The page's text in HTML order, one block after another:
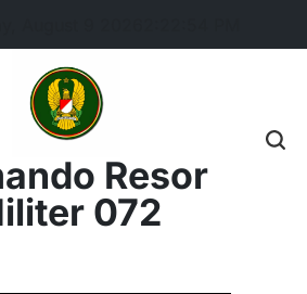
Resor
072